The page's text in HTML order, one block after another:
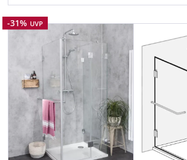
Rabatt
-31% UVP